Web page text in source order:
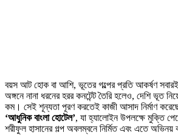
বয়স আট হোক বা আশি, ভূতের গল্পের প্রতি আকর্ষণ
অঙ্গনে নানা ধরনের হরর কনটেন্ট তৈরি হলেও, দেশি ভূত
কম। সেই শূন্যতা পূরণ করতেই কাজী আসাদ নির্মাণ
‘আধুনিক বাংলা হোটেল’, যা হ্যালোইন উপলক্ষে মুক্তি
শরীফুল হাসানের গল্প অবলম্বনে নির্মিত এবং এতে